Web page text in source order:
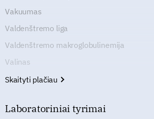
Vakuumas
Valdenštremo liga
Valdenštremo makroglobulinemija
Valinas
Skaityti plačiau
Laboratoriniai tyrimai